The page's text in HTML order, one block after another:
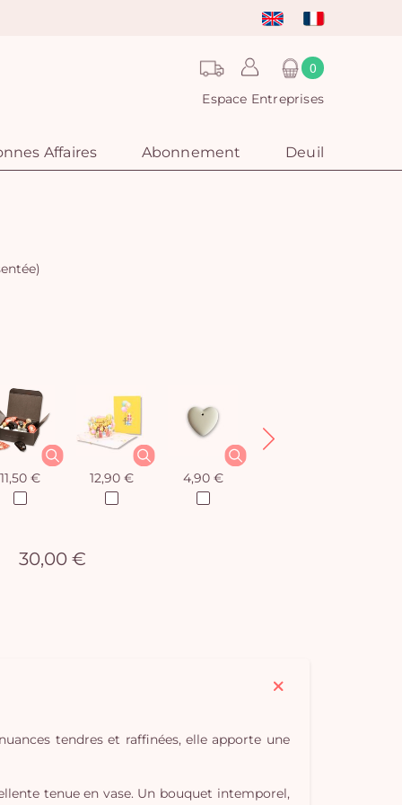
0
Espace Entreprises
Affaires Abonnement Deuil
30,00 €
11,50 € 12,90 € 4,90 €
tendres et raffinées, elle apporte une
tenue en vase. Un bouquet intemporel,